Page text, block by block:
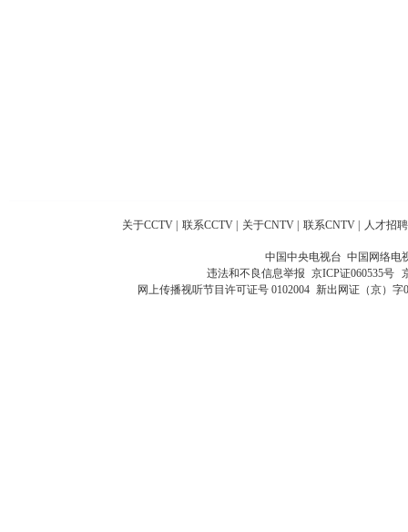
关于CCTV 联系CCTV 关于CNTV 联系CNTV 人才招聘
中国中央电视台 中国网络电
违法和不良信息举报 京ICP证060535号
网上传播视听节目许可证号 0102004 新出网证（京）